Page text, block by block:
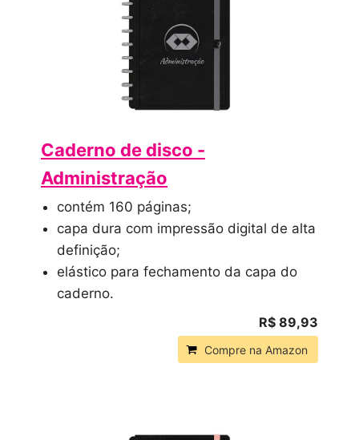
Caderno de disco -
Administração
contém 160 páginas;
capa dura com impressão digital de alta
definição;
elástico para fechamento da capa do
caderno.
R$ 89,93
Compre na Amazon